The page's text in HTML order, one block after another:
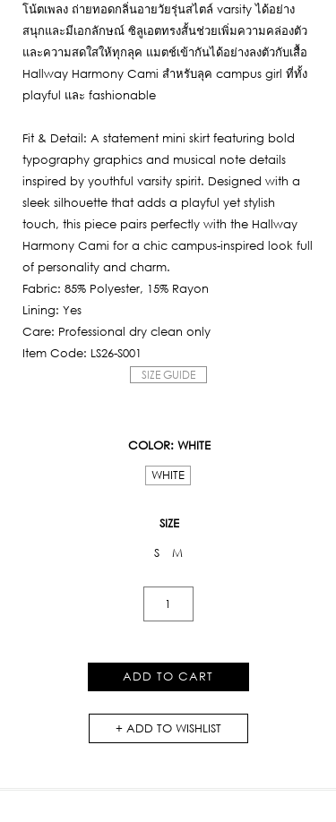
โน้ตเพลง ถ่ายทอดกลิ่นอายวัยรุ่นสไตล์ varsity ได้อย่าง
สนุกและมีเอกลักษณ์ ซิลูเอตทรงสั้นช่วยเพิ่มความคล่องตัว
และความสดใสให้ทุกลุค แมตช์เข้ากันได้อย่างลงตัวกับเสื้อ
Hallway Harmony Cami สำหรับลุค campus girl ที่ทั้ง
playful และ fashionable
Fit & Detail: A statement mini skirt featuring bold
typography graphics and musical note details
inspired by youthful varsity spirit. Designed with a
sleek silhouette that adds a playful yet stylish
touch, this piece pairs perfectly with the Hallway
Harmony Cami for a chic campus-inspired look full
of personality and charm.
Fabric: 85% Polyester, 15% Rayon
Lining: Yes
Care: Professional dry clean only
Item Code: LS26-S001
SIZE GUIDE
COLOR: WHITE
WHITE
SIZE
S
M
Harmonics
Skirt
ADD TO CART
ADD TO WISHLIST